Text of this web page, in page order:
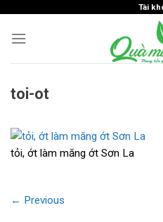
content
Tài
toi-ot
tỏi, ớt làm măng ớt Sơn La
← Previous